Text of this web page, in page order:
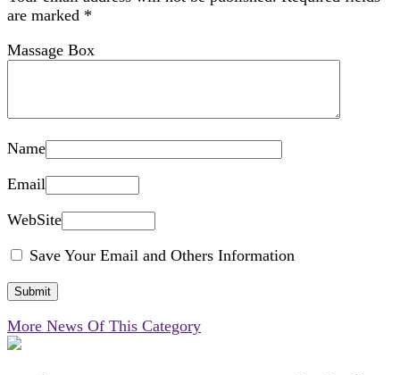
are marked *
Massage Box
Name
Email
WebSite
Save Your Email and Others Information
More News Of This Category